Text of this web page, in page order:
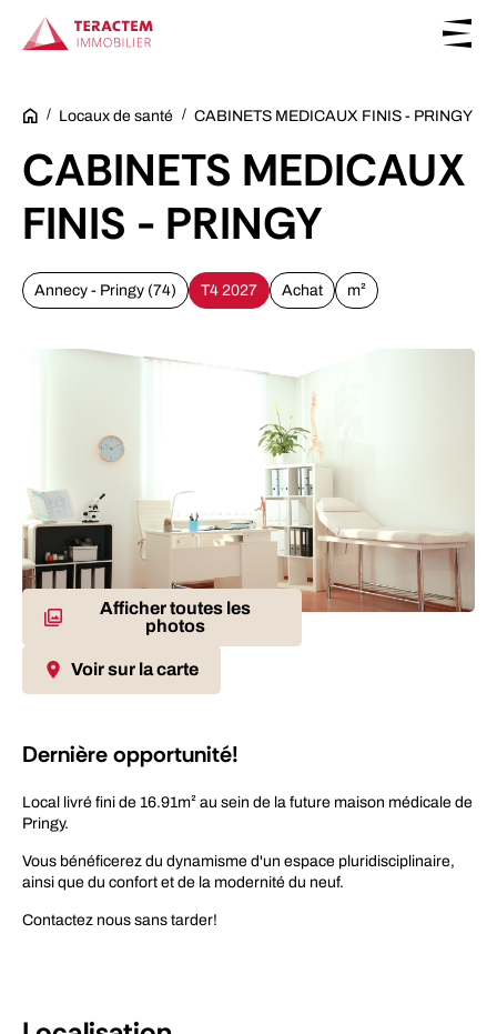
Bureaux
Commerces
Locaux de santé
Nos réalisations
Nous contacter
Locaux de santé CABINETS MEDICAUX FINIS - PRINGY
CABINETS MEDICAUX
FINIS - PRINGY
Annecy - Pringy (74) T4 2027 Achat m²
Maison de santé rare
Afficher toutes les
photos
Voir sur la carte
Dernière opportunité!
Local livré fini de 16.91m² au sein de la future maison médicale de
Pringy.
Vous bénéficerez du dynamisme d'un espace pluridisciplinaire,
ainsi que du confort et de la modernité du neuf.
Contactez nous sans tarder!